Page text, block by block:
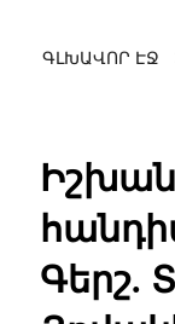
ԳԼԽԱՎՈՐ ԷՋ
Գերշ.